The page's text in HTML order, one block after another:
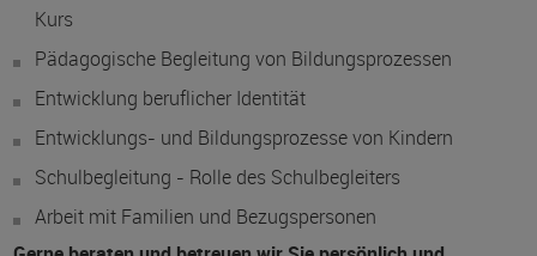
Kurs
Pädagogische Begleitung von Bildungsprozessen
Entwicklung beruflicher Identität
Entwicklungs- und Bildungsprozesse von Kindern
Schulbegleitung - Rolle des Schulbegleiters
Arbeit mit Familien und Bezugspersonen